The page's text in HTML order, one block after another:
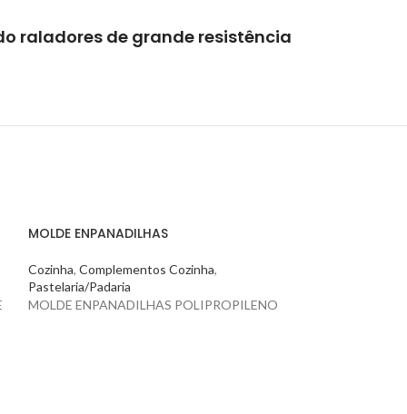
raladores de grande resistência
MOLDE ENPANADILHAS
Cozinha, Complementos Cozinha,
Pastelaria/Padaria
MOLDE ENPANADILHAS POLIPROPILENO